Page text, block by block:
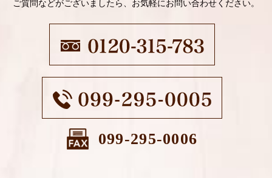
ご質問などがございましたら、お気軽にお問い合わせください。
099-295-0006